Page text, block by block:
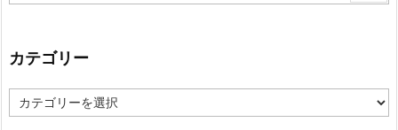
カテゴリー
テ